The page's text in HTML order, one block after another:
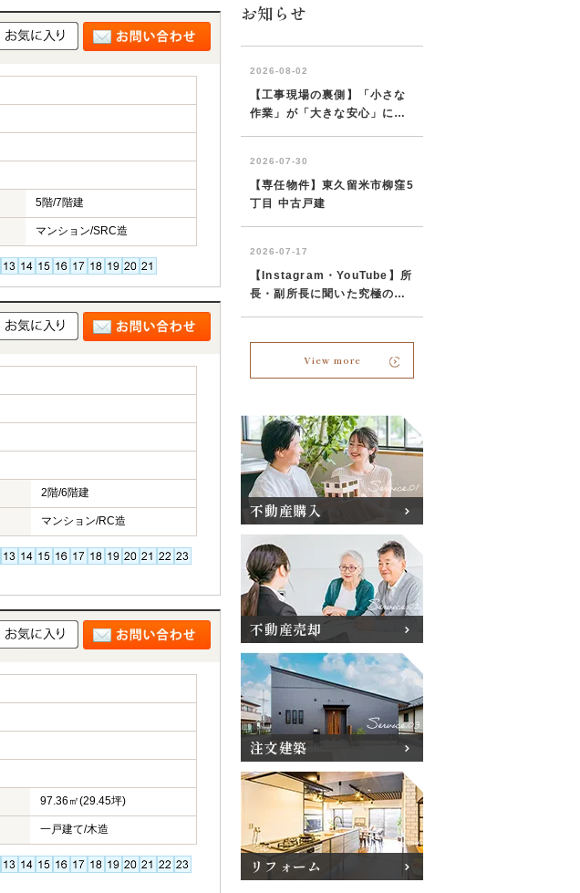
5階/7階建
マンション/SRC造
2階/6階建
マンション/RC造
97.36㎡(29.45坪)
一戸建て/木造
お知らせ
View more
不動産購入
不動産売却
注文建築
リフォーム